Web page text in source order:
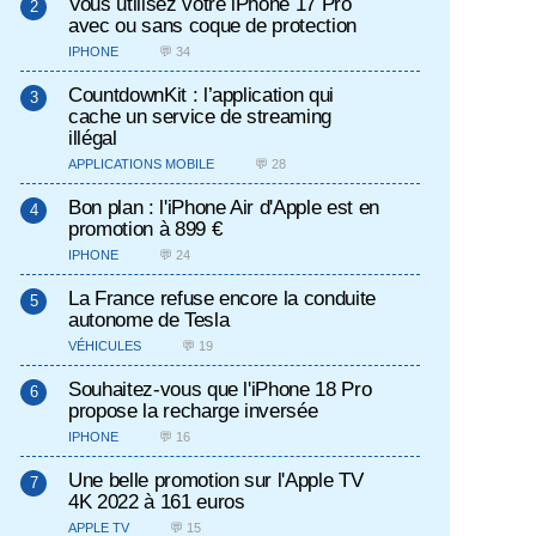
avec ou sans coque de protection
IPHONE 💬 34
CountdownKit : l’application qui
cache un service de streaming
illégal
APPLICATIONS MOBILE 💬 28
Bon plan : l'iPhone Air d'Apple est en
promotion à 899 €
IPHONE 💬 24
La France refuse encore la conduite
autonome de Tesla
VÉHICULES 💬 19
Souhaitez-vous que l'iPhone 18 Pro
propose la recharge inversée
IPHONE 💬 16
Une belle promotion sur l'Apple TV
4K 2022 à 161 euros
APPLE TV 💬 15